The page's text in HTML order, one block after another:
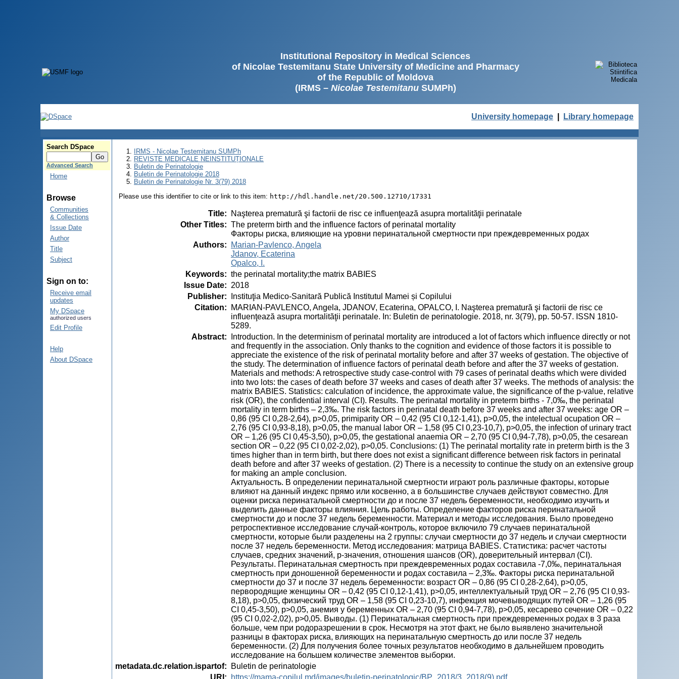
Institutional Repository in Medical Sciences
of Nicolae Testemitanu State University of Medicine and Pharmacy
of the Republic of Moldova
(IRMS – Nicolae TestemitanuSUMPh)
University homepage Library homepage
Search DSpace
Advanced Search
Home
Browse
Communities
& Collections
Issue Date
Author
Title
Subject
Sign on to:
Receive email
updates
My DSpace
authorized users
Edit Profile
Help
About DSpace
IRMS - Nicolae Testemitanu SUMPh
REVISTE MEDICALE NEINSTITUȚIONALE
Buletin de Perinatologie
Buletin de Perinatologie 2018
Buletin de Perinatologie Nr. 3(79) 2018
Please use this identifier to cite or link to this item: http://hdl.handle.net/20.500.12710/17331
Title:
Naşterea prematură şi factorii de risc ce influenţează asupra mortalităţii perinatale
Other Titles: The preterm birth and the influence factors of perinatal mortality
Факторы риска, влияющие на уровни перинатальной смертности при преждевременных родах
Authors:
Marian-Pavlenco, Angela
Jdanov, Ecaterina
Opalco, I.
Keywords: the perinatal mortality;the matrix BABIES
Issue Date: 2018
Publisher:
Instituţia Medico-Sanitară Publică Institutul Mamei și Copilului
Citation:
MARIAN-PAVLENCO, Angela, JDANOV, Ecaterina, OPALCO, I. Naşterea prematură şi factorii de risc ce
influenţează asupra mortalităţii perinatale. In: Buletin de perinatologie. 2018, nr. 3(79), pp. 50-57. ISSN 1810-
5289.
Abstract:
Introduction. In the determinism of perinatal mortality are introduced a lot of factors which influence directly or not
and frequently in the association. Only thanks to the cognition and evidence of those factors it is possible to
appreciate the existence of the risk of perinatal mortality before and after 37 weeks of gestation. The objective of
the study. The determination of influence factors of perinatal death before and after the 37 weeks of gestation.
Materials and methods: A retrospective study case-control with 79 cases of perinatal deaths which were divided
into two lots: the cases of death before 37 weeks and cases of death after 37 weeks. The methods of analysis: the
matrix BABIES. Statistics: calculation of incidence, the approximate value, the significance of the p-value, relative
risk (OR), the confidential interval (CI). Results. The perinatal mortality in preterm births - 7,0‰, the perinatal
mortality in term births – 2,3‰. The risk factors in perinatal death before 37 weeks and after 37 weeks: age OR –
0,86 (95 CI 0,28-2,64), p>0,05, primiparity OR – 0,42 (95 CI 0,12-1,41), p>0,05, the intelectual ocupation OR –
2,76 (95 CI 0,93-8,18), p>0,05, the manual labor OR – 1,58 (95 CI 0,23-10,7), p>0,05, the infection of urinary tract
OR – 1,26 (95 CI 0,45-3,50), p>0,05, the gestational anaemia OR – 2,70 (95 CI 0,94-7,78), p>0,05, the cesarean
section OR – 0,22 (95 CI 0,02-2,02), p>0,05. Conclusions: (1) The perinatal mortality rate in preterm birth is the 3
times higher than in term birth, but there does not exist a significant difference between risk factors in perinatal
death before and after 37 weeks of gestation. (2) There is a necessity to continue the study on an extensive group
for making an ample conclusion.
Актуальность. В определении перинатальной смертности играют роль различные факторы, которые
влияют на данный индекс прямо или косвенно, а в большинстве случаев действуют совместно. Для
оценки риска перинатальной смертности до и после 37 недель беременности, необходимо изучить и
выделить данные факторы влияния. Цель работы. Определение факторов риска перинатальной
смертности до и после 37 недель беременности. Материал и методы исследования. Было проведено
ретроспективное исследование случай-контроль, которое включило 79 случаев перинатальной
смертности, которые были разделены на 2 группы: случаи смертности до 37 недель и случаи смертности
после 37 недель беременности. Метод исследования: матрица BABIES. Статистика: расчет частоты
случаев, средних значений, р-значения, отношения шансов (OR), доверительный интервал (CI).
Результаты. Перинатальная смертность при преждевременных родах составила -7,0‰, перинатальная
смертность при доношенной беременности и родах составила – 2,3‰. Факторы риска перинатальной
смертности до 37 и после 37 недель беременности: возраст OR – 0,86 (95 CI 0,28-2,64), p>0,05,
первородящие женщины OR – 0,42 (95 CI 0,12-1,41), p>0,05, интеллектуальный труд OR – 2,76 (95 CI 0,93-
8,18), p>0,05, физический труд OR – 1,58 (95 CI 0,23-10,7), инфекция мочевыводящих путей OR – 1,26 (95
CI 0,45-3,50), p>0,05, анемия у беременных OR – 2,70 (95 CI 0,94-7,78), p>0,05, кесарево сечение OR – 0,22
(95 CI 0,02-2,02), p>0,05. Выводы. (1) Перинатальная смертность при преждевременных родах в 3 раза
больше, чем при родоразрешении в срок. Несмотря на этот факт, не было выявлено значительной
разницы в факторах риска, влияющих на перинатальную смертность до или после 37 недель
беременности. (2) Для получения более точных результатов необходимо в дальнейшем проводить
исследование на большем количестве элементов выборки.
metadata.dc.relation.ispartof:
Buletin de perinatologie
URI : https://mama-copilul.md/images/buletin-perinatologic/BP_2018/3_2018(9).pdf